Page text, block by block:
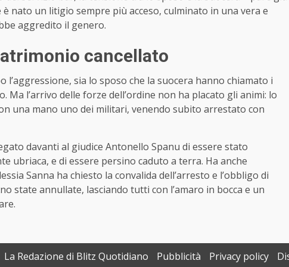
nato un litigio sempre più acceso, culminato in una vera e
aggredito il genero.
cancellato
sia lo sposo che la suocera hanno chiamato i
l’arrivo delle forze dell’ordine non ha placato gli animi: lo
una mano uno dei militari, venendo subito arrestato con
davanti al giudice Antonello Spanu di essere stato
ubriaca, e di essere persino caduto a terra. Ha anche
Sanna ha chiesto la convalida dell’arresto e l’obbligo di
state annullate, lasciando tutti con l’amaro in bocca e un
La Redazione di Blitz Quotidiano Pubblicità Privacy policy